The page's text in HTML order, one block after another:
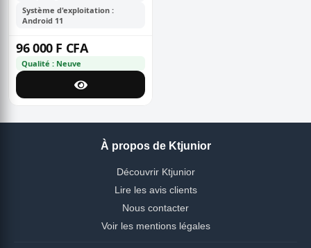
Système d'exploitation :
Android 11
96 000 F CFA
Qualité : Neuve
À propos de Ktjunior
Découvrir Ktjunior
Lire les avis clients
Nous contacter
Voir les mentions légales